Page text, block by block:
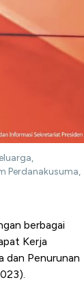
Perdanakusuma,
berbagai
Kerja
dan Penurunan